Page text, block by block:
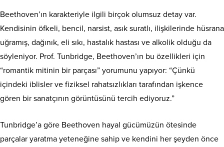
Beethoven’ın karakteriyle ilgili birçok olumsuz detay var.
Kendisinin öfkeli, bencil, narsist, asık suratlı, ilişkilerinde hüsrana
uğramış, dağınık, eli sıkı, hastalık hastası ve alkolik olduğu da
söyleniyor. Prof. Tunbridge, Beethoven’ın bu özellikleri için
“romantik mitinin bir parçası” yorumunu yapıyor: “Çünkü
içindeki iblisler ve fiziksel rahatsızlıkları tarafından işkence
gören bir sanatçının görüntüsünü tercih ediyoruz.”
Tunbridge’a göre Beethoven hayal gücümüzün ötesinde
parçalar yaratma yeteneğine sahip ve kendini her şeyden önce